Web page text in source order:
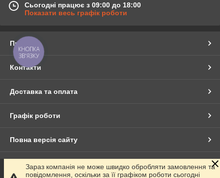
Сьогодні працює з 09:00 до 18:00
Показати весь графік роботи
Про нас
Контакти
Доставка та оплата
Графік роботи
Повна версія сайту
Сайт створено на маркетплейсі Prom.ua
Зараз компанія не може швидко обробляти замовлення та
повідомлення, оскільки за її графіком роботи сьогодні
КНОПКА
ЗВ'ЯЗКУ